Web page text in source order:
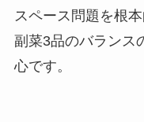
スペース問題を根
副菜3品のバランス
心です。